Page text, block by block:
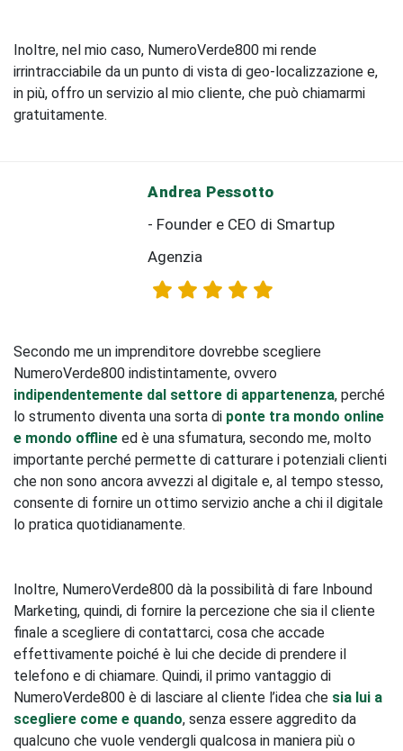
Inoltre, nel mio caso, NumeroVerde800 mi rende
irrintracciabile da un punto di vista di geo-localizzazione e,
in più, offro un servizio al mio cliente, che può chiamarmi
gratuitamente.
Andrea Pessotto
- Founder e CEO di Smartup
Agenzia
Secondo me un imprenditore dovrebbe scegliere
NumeroVerde800 indistintamente, ovvero
indipendentemente dal settore di appartenenza, perché
lo strumento diventa una sorta di ponte tra mondo online
e mondo offline ed è una sfumatura, secondo me, molto
importante perché permette di catturare i potenziali clienti
che non sono ancora avvezzi al digitale e, al tempo stesso,
consente di fornire un ottimo servizio anche a chi il digitale
lo pratica quotidianamente.
Inoltre, NumeroVerde800 dà la possibilità di fare Inbound
Marketing, quindi, di fornire la percezione che sia il cliente
finale a scegliere di contattarci, cosa che accade
effettivamente poiché è lui che decide di prendere il
telefono e di chiamare. Quindi, il primo vantaggio di
NumeroVerde800 è di lasciare al cliente l’idea che sia lui a
scegliere come e quando, senza essere aggredito da
qualcuno che vuole vendergli qualcosa in maniera più o